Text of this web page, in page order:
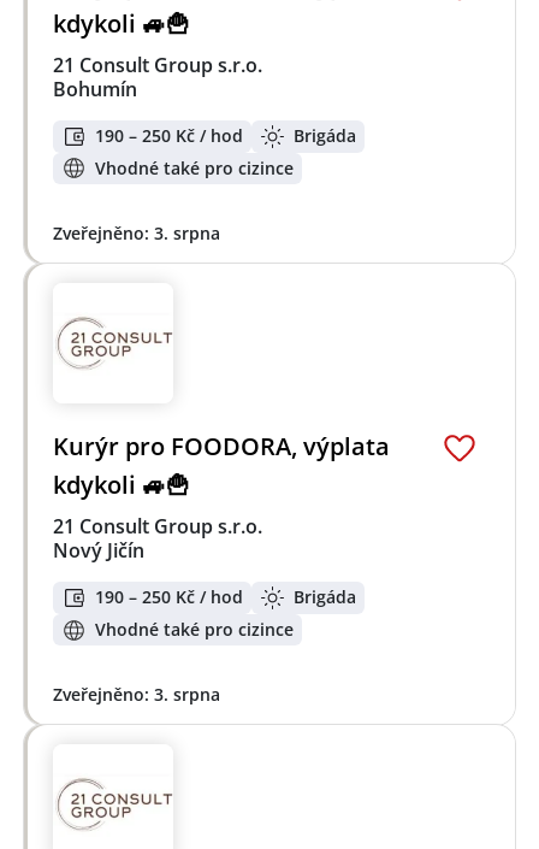
kdykoli 🚙🍟
21 Consult Group s.r.o.
Bohumín
190 – 250 Kč / hod
Brigáda
Vhodné také pro cizince
Zveřejněno: 3. srpna
Kurýr pro FOODORA, výplata
kdykoli 🚙🍟
21 Consult Group s.r.o.
Nový Jičín
190 – 250 Kč / hod
Brigáda
Vhodné také pro cizince
Zveřejněno: 3. srpna